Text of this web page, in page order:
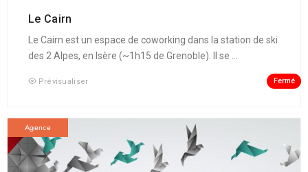
Le Cairn
Le Cairn est un espace de coworking dans la station de ski
des 2 Alpes, en Isère (~1h15 de Grenoble). Il se ...
Prévisualiser Fermé
Agence